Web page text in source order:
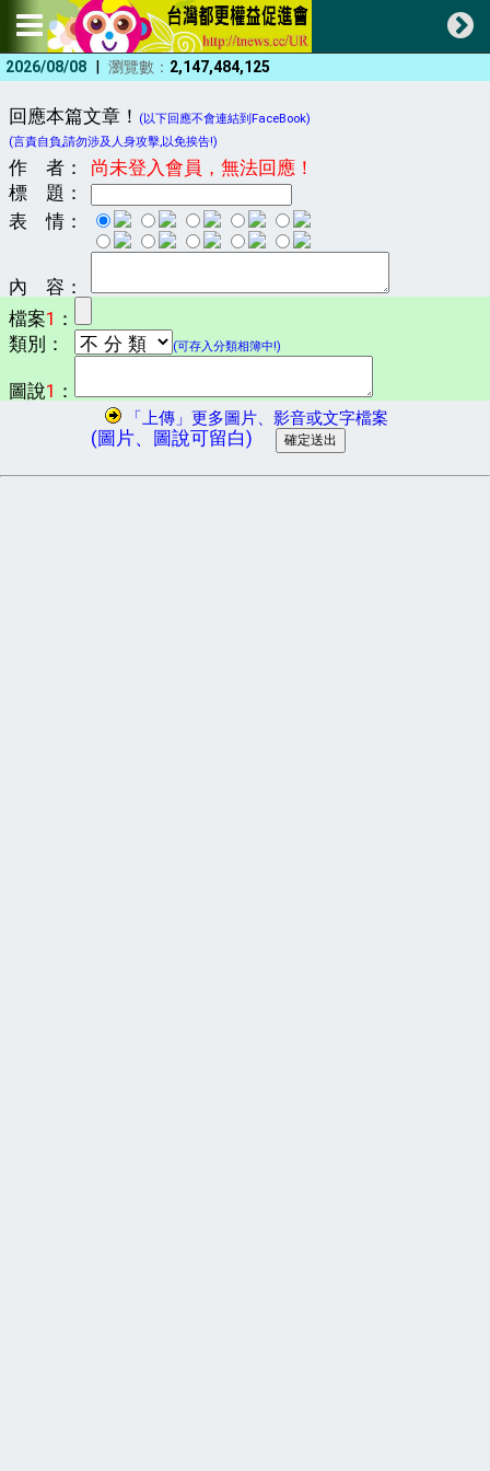
2026/08/08 | 瀏覽數： 2,147,484,125
回應本篇文章！
(以下回應不會連結到FaceBook)
(言責自負,請勿涉及人身攻擊,以免挨告!)
作 者：
尚未登入會員，無法回應！
標 題：
表 情：
內 容：
檔案1 ：
類別：
(可存入分類相簿中!)
圖說1 ：
「上傳」更多圖片、影音或文字檔案
(圖片、圖說可留白)